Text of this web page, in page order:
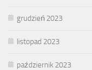
grudzień 2023
listopad 2023
październik 2023